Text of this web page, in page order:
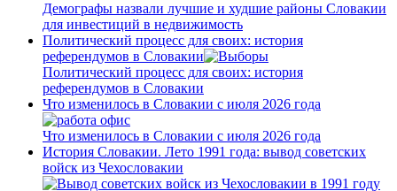
Демографы назвали лучшие и худшие районы Словакии
для инвестиций в недвижимость
Политический процесс для своих: история
референдумов в Словакии
Политический процесс для своих: история
референдумов в Словакии
Что изменилось в Словакии с июля 2026 года
Что изменилось в Словакии с июля 2026 года
История Словакии. Лето 1991 года: вывод советских
войск из Чехословакии